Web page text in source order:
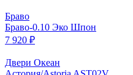
Браво
Браво-0.10 Эко Шпон
7 920 ₽
Двери Океан